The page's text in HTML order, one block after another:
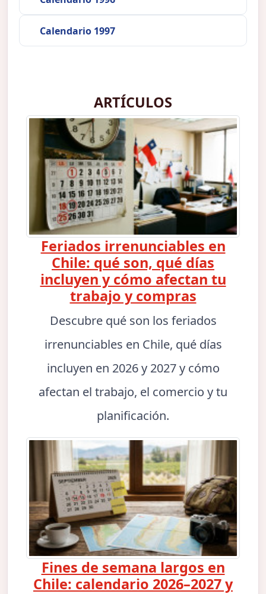
Calendario 1997
ARTÍCULOS
Feriados irrenunciables en
Chile: qué son, qué días
incluyen y cómo afectan tu
trabajo y compras
Descubre qué son los feriados
irrenunciables en Chile, qué días
incluyen en 2026 y 2027 y cómo
afectan el trabajo, el comercio y tu
planificación.
Fines de semana largos en
Chile: calendario 2026–2027 y